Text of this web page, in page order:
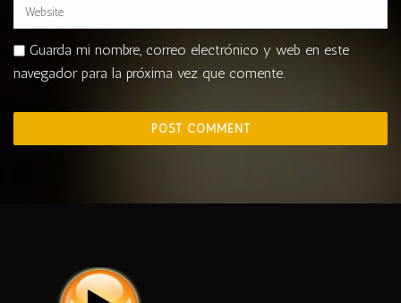
Guarda mi nombre, correo electrónico y web en este
navegador para la próxima vez que comente.